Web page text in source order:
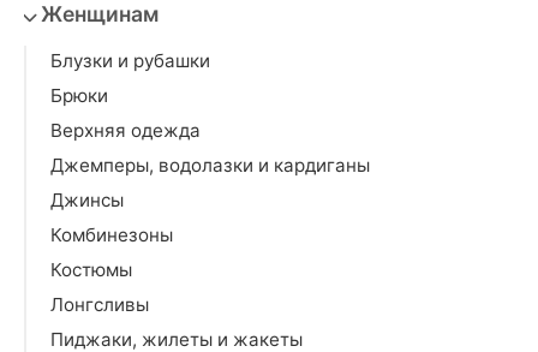
Женщинам
Блузки и рубашки
Брюки
Верхняя одежда
Джемперы, водолазки и кардиганы
Джинсы
Комбинезоны
Костюмы
Лонгсливы
Пиджаки, жилеты и жакеты